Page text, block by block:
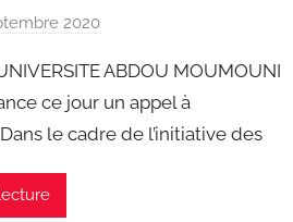
2020
r
r
a
ABDOU MOUMOUNI
ce jour un appel à
le cadre de l’initiative des